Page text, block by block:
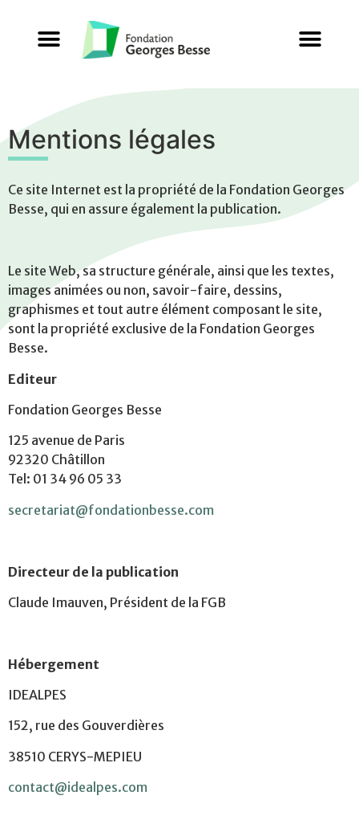
Mentions légales
Ce site Internet est la propriété de la Fondation Georges
Besse, qui en assure également la publication.
Le site Web, sa structure générale, ainsi que les textes,
images animées ou non, savoir-faire, dessins,
graphismes et tout autre élément composant le site,
sont la propriété exclusive de la Fondation Georges
Besse.
Editeur
Fondation Georges Besse
125 avenue de Paris
92320 Châtillon
Tel: 01 34 96 05 33
secretariat@fondationbesse.com
Directeur de la publication
Claude Imauven, Président de la FGB
Hébergement
IDEALPES
152, rue des Gouverdières
38510 CERYS-MEPIEU
contact@idealpes.com